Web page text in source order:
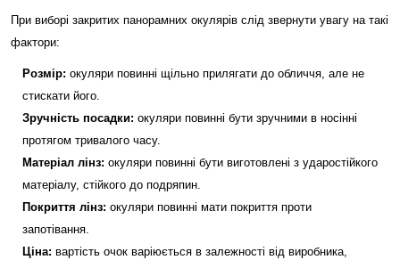
При виборі закритих панорамних окулярів слід звернути увагу на такі
фактори:
Розмір: окуляри повинні щільно прилягати до обличчя, але не
стискати його.
Зручність посадки: окуляри повинні бути зручними в носінні
протягом тривалого часу.
Матеріал лінз: окуляри повинні бути виготовлені з ударостійкого
матеріалу, стійкого до подряпин.
Покриття лінз: окуляри повинні мати покриття проти
запотівання.
Ціна: вартість очок варіюється в залежності від виробника,